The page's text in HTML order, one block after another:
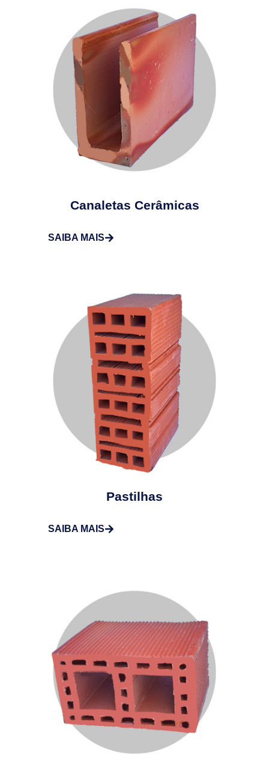
Canaletas Cerâmicas
SAIBA MAIS
Pastilhas
SAIBA MAIS